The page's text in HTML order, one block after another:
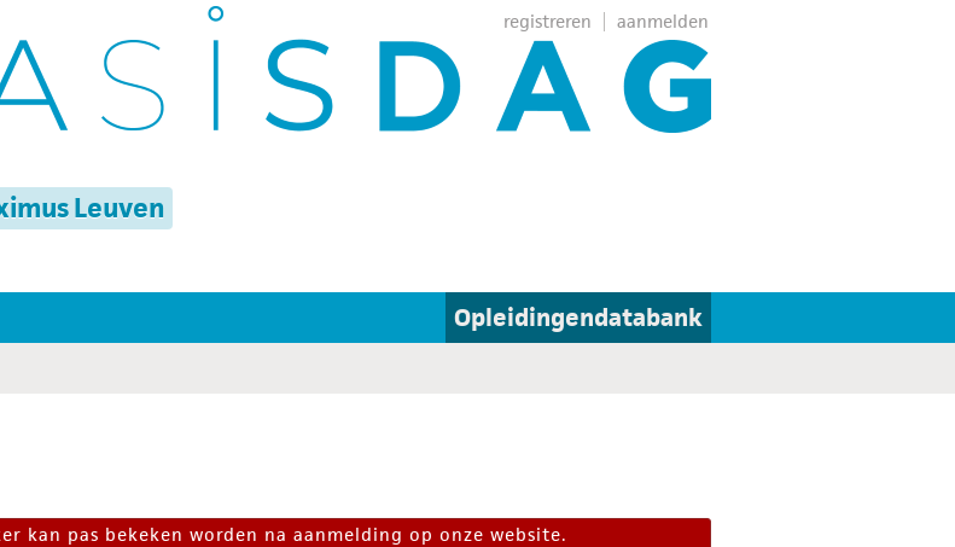
aanmelden
registreren
Leuven
Opleidingendatabank
kan pas bekeken worden na aanmelding op onze website.